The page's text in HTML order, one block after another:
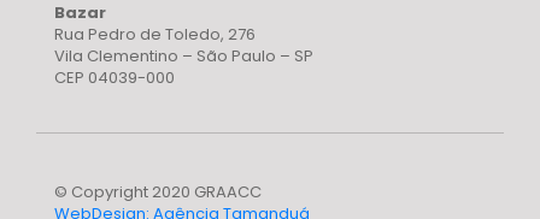
Bazar
Rua Pedro de Toledo, 276
Vila Clementino – São Paulo – SP
CEP 04039-000
© Copyright 2020 GRAACC
WebDesign: Agência Tamanduá